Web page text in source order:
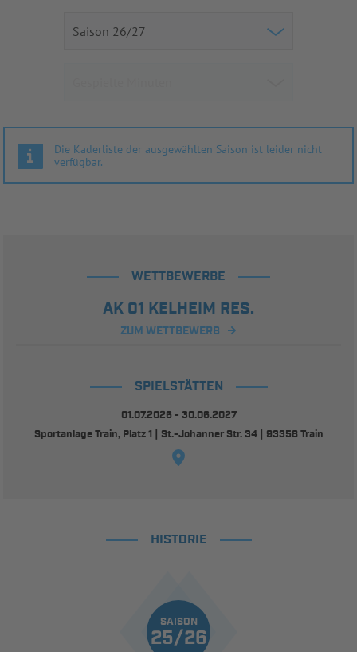
Die Kaderliste der ausgewählten Saison ist leider nicht
verfügbar.
WETTBEWERBE
AK 01 KELHEIM RES.
ZUM WETTBEWERB
SPIELSTÄTTEN
01.07.2026 - 30.06.2027
Sportanlage Train, Platz 1 | St.-Johanner Str. 34 | 93358 Train
HISTORIE
SAISON
25/26